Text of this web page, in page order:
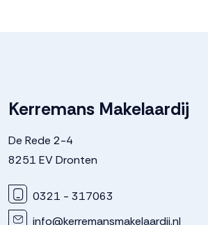
Kerremans Makelaardij
De Rede 2-4
8251 EV Dronten
0321 - 317063
info@kerremansmakelaardij.nl